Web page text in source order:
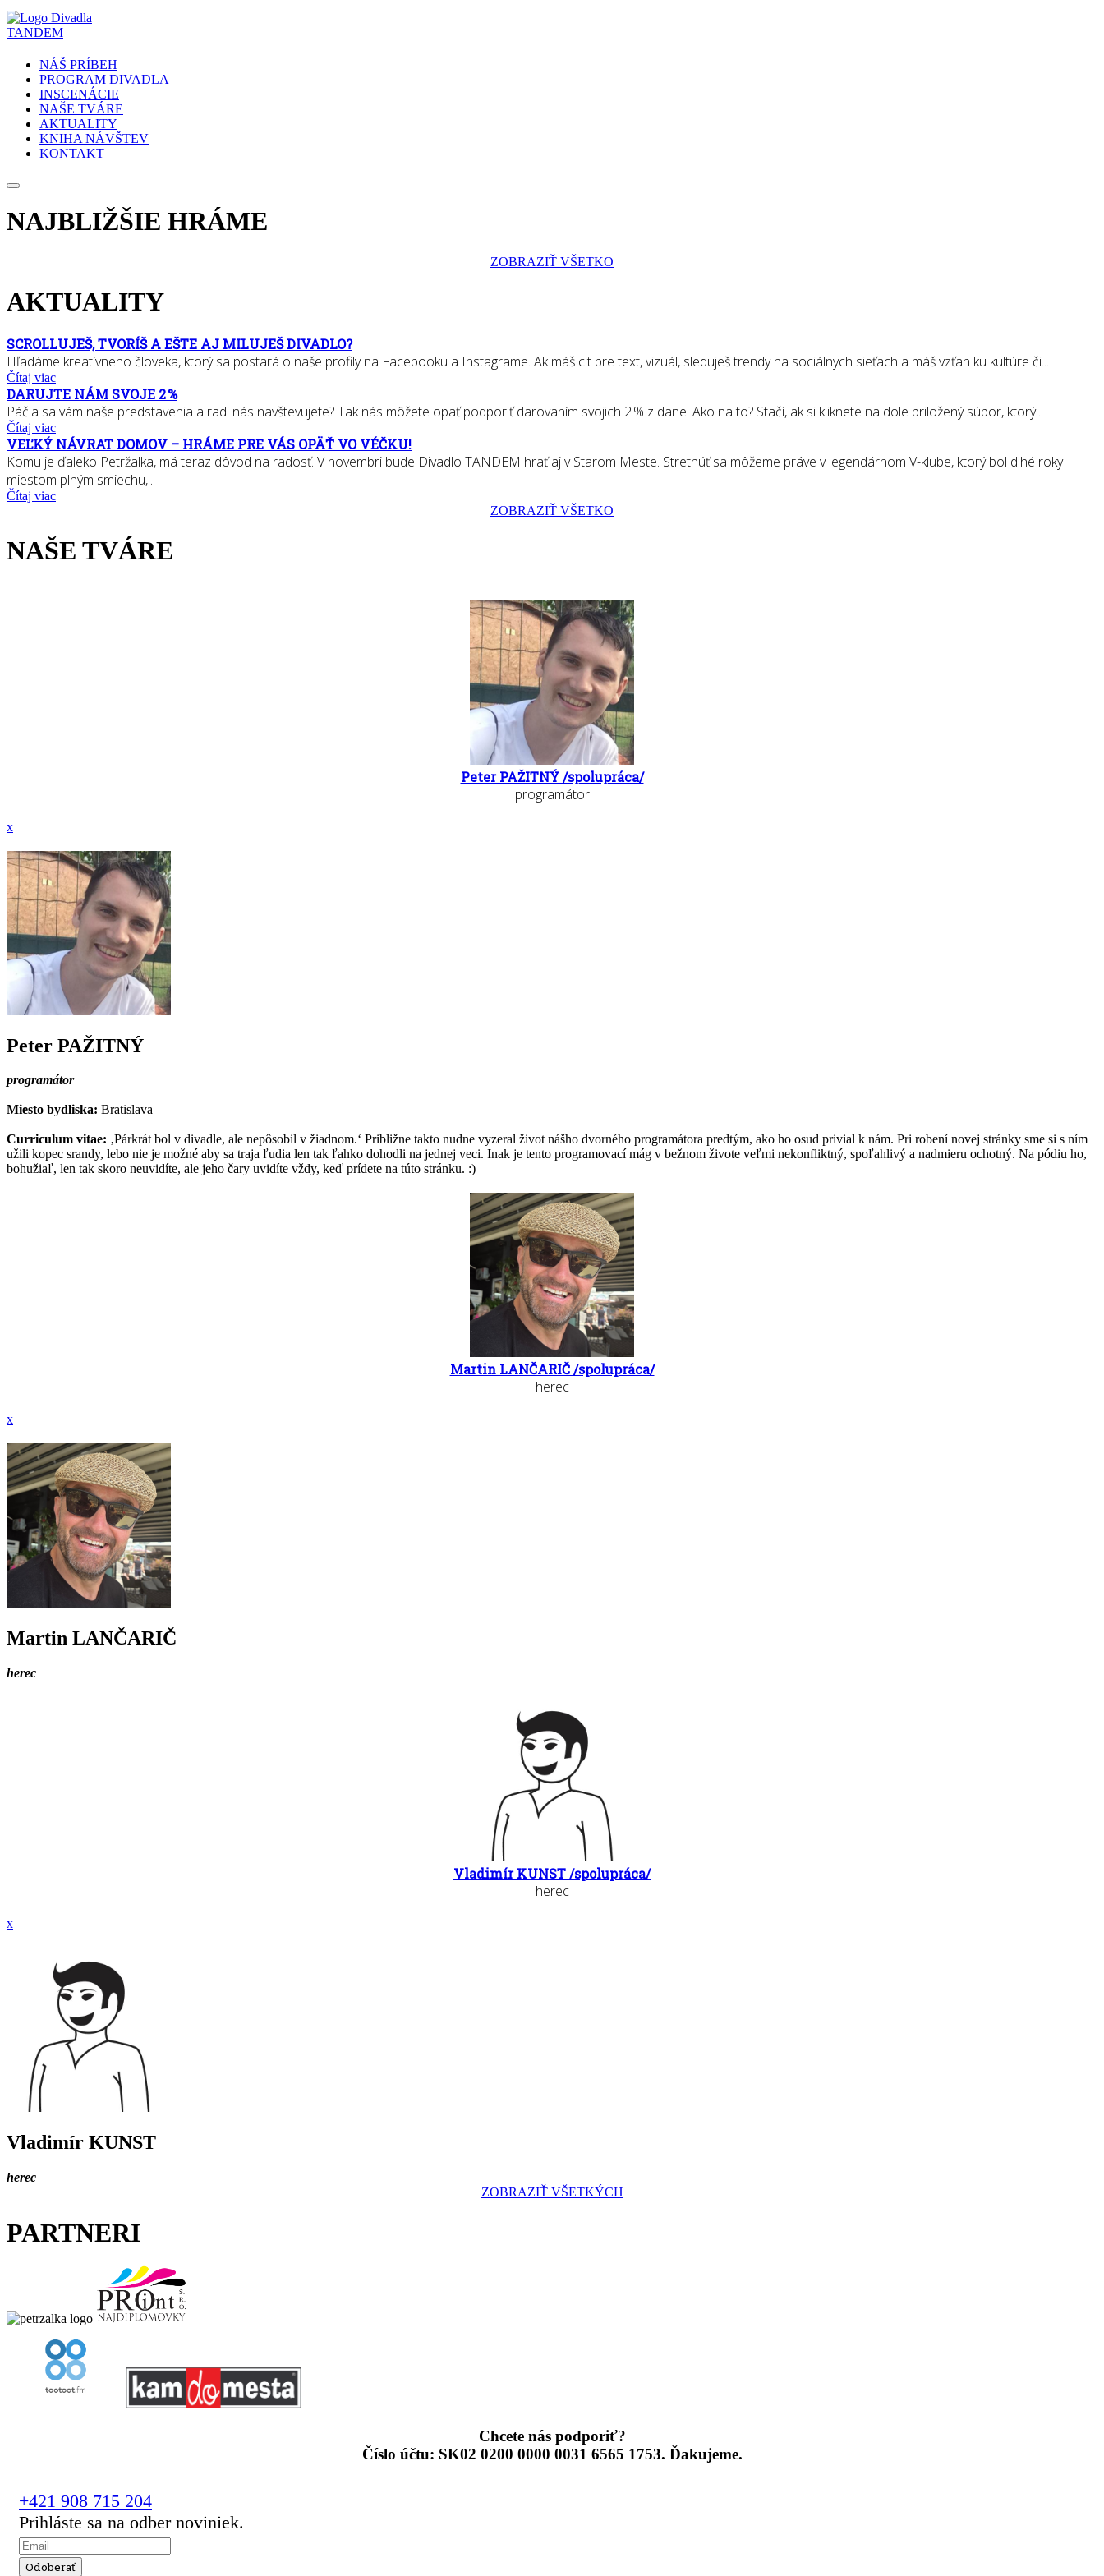
NÁŠ PRÍBEH
PROGRAM DIVADLA
INSCENÁCIE
NAŠE TVÁRE
AKTUALITY
KNIHA NÁVŠTEV
KONTAKT
NAJBLIŽŠIE HRÁME
ZOBRAZIŤ VŠETKO
AKTUALITY
SCROLLUJEŠ, TVORÍŠ A EŠTE AJ MILUJEŠ DIVADLO?
Hľadáme kreatívneho človeka, ktorý sa postará o naše profily na Facebooku a Instagrame. Ak máš cit pre text, vizuál, sleduješ trendy na sociálnych sieťach a máš vzťah ku kultúre či...
Čítaj viac
DARUJTE NÁM SVOJE 2 %
Páčia sa vám naše predstavenia a radi nás navštevujete? Tak nás môžete opäť podporiť darovaním svojich 2 % z dane. Ako na to? Stačí, ak si kliknete na dole priložený súbor, ktorý...
Čítaj viac
VEĽKÝ NÁVRAT DOMOV – HRÁME PRE VÁS OPÄŤ VO VÉČKU!
Komu je ďaleko Petržalka, má teraz dôvod na radosť. V novembri bude Divadlo TANDEM hrať aj v Starom Meste. Stretnúť sa môžeme práve v legendárnom V-klube, ktorý bol dlhé roky
miestom plným smiechu,...
Čítaj viac
ZOBRAZIŤ VŠETKO
NAŠE TVÁRE
Peter PAŽITNÝ /spolupráca/
programátor
x
Peter PAŽITNÝ
programátor
Miesto bydliska: Bratislava
Curriculum vitae: ‚Párkrát bol v divadle, ale nepôsobil v žiadnom.‘ Približne takto nudne vyzeral život nášho dvorného programátora predtým, ako ho osud privial k nám. Pri robení novej stránky sme si s ním
užili kopec srandy, lebo nie je možné aby sa traja ľudia len tak ľahko dohodli na jednej veci. Inak je tento programovací mág v bežnom živote veľmi nekonfliktný, spoľahlivý a nadmieru ochotný. Na pódiu ho,
bohužiaľ, len tak skoro neuvidíte, ale jeho čary uvidíte vždy, keď prídete na túto stránku. :)
Martin LANČARIČ /spolupráca/
herec
x
Martin LANČARIČ
herec
Vladimír KUNST /spolupráca/
herec
x
Vladimír KUNST
herec
ZOBRAZIŤ VŠETKÝCH
PARTNERI
Chcete nás podporiť?
Číslo účtu: SK02 0200 0000 0031 6565 1753. Ďakujeme.
+421 908 715 204
Prihláste sa na odber noviniek.